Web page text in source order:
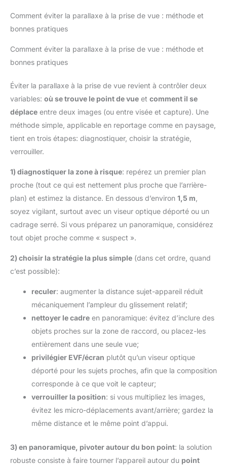
Comment éviter la parallaxe à la prise de vue : méthode et
bonnes pratiques
Comment éviter la parallaxe à la prise de vue : méthode et
bonnes pratiques
Éviter la parallaxe à la prise de vue revient à contrôler deux
variables: où se trouve le point de vue et comment il se
déplace entre deux images (ou entre visée et capture). Une
méthode simple, applicable en reportage comme en paysage,
tient en trois étapes: diagnostiquer, choisir la stratégie,
verrouiller.
1) diagnostiquer la zone à risque: repérez un premier plan
proche (tout ce qui est nettement plus proche que l’arrière-
plan) et estimez la distance. En dessous d’environ 1,5 m
soyez vigilant, surtout avec un viseur optique déporté ou un
cadrage serré. Si vous préparez un panoramique, considérez
tout objet proche comme « suspect ».
2) choisir la stratégie la plus simple (dans cet ordre, quand
c’est possible):
reculer: augmenter la distance sujet-appareil réduit
mécaniquement l’ampleur du glissement relatif;
nettoyer le cadre en panoramique: évitez d’inclure des
objets proches sur la zone de raccord, ou placez-les
entièrement dans une seule vue;
privilégier EVF/écran plutôt qu’un viseur optique
déporté pour les sujets proches, afin que la composition
corresponde à ce que voit le capteur;
verrouiller la position: si vous multipliez les images,
évitez les micro-déplacements avant/arrière; gardez la
même distance et le même point d’appui.
3) en panoramique, pivoter autour du bon point: la solution
robuste consiste à faire tourner l’appareil autour du point